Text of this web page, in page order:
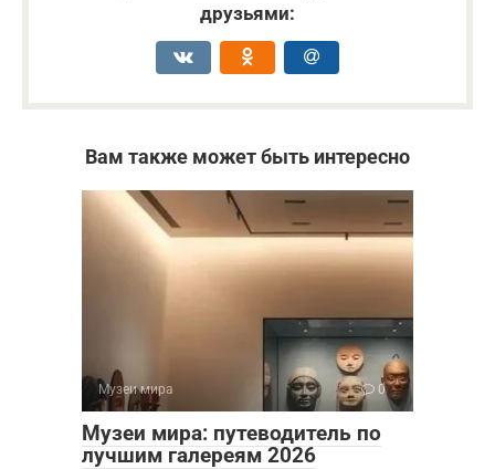
друзьями:
Вам также может быть интересно
Музеи мира 0
Музеи мира: путеводитель по
лучшим галереям 2026